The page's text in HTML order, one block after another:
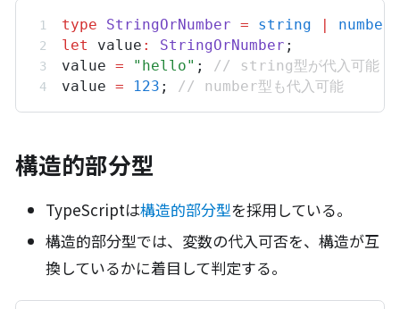
type StringOrNumber = string | number
let
value : StringOrNumber ;
value = "hello" ;
// string型が代入可能
value = 123 ; // number型も代入可能
構造的部分型
TypeScriptは構造的部分型を採用している。
構造的部分型では、変数の代入可否を、構造が互
換しているかに着目して判定する。